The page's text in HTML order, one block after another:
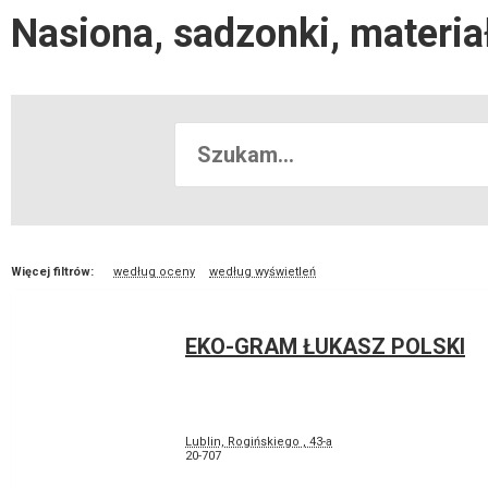
Nasiona, sadzonki,
Więcej filtrów: według oceny według wyświetleń
EKO-GRAM ŁUKASZ POLSKI
Lublin, Rogińskiego , 43-a
20-707